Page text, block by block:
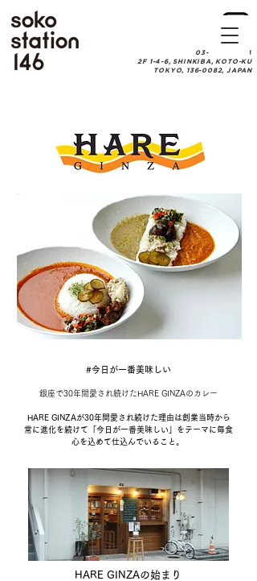
03-6457-0084
2F 1-4-6, SHINKIBA, KOTO-KU
TOKYO, 136-0082, JAPAN
#今日が一番美味しい
銀座で30年間愛され続けた HARE GINZAの カ レー
HARE GINZAが30年間愛され続けた理由は創業当時から
常に進化を続けて 「今日が一番美味しい」をテーマに毎食
心を込めて仕込んでいること。
HARE GINZAの始まり